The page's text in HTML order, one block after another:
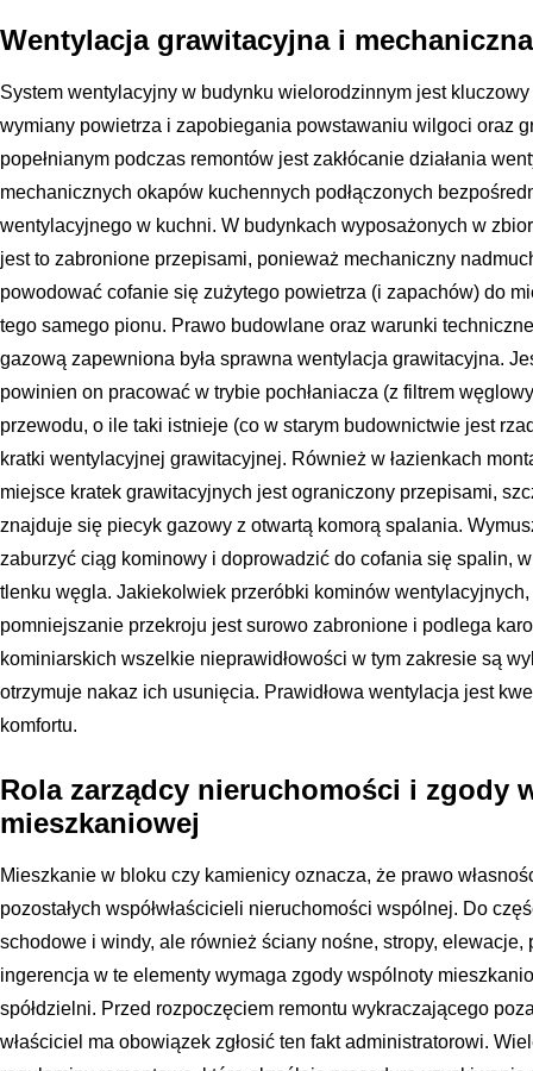
Wentylacja grawitacyjna i
System wentylacyjny w budynku wielorodzinnym jest
wymiany powietrza i zapobiegania powstawaniu wilgoci oraz
popełnianym podczas remontów jest zakłócanie działania
mechanicznych okapów kuchennych podłączonych
wentylacyjnego w kuchni. W budynkach wyposażonych w
jest to zabronione przepisami, ponieważ mechaniczny
powodować cofanie się zużytego powietrza (i zapachów) do
tego samego pionu. Prawo budowlane oraz warunki
gazową zapewniona była sprawna wentylacja grawitacyjna.
powinien on pracować w trybie pochłaniacza (z filtrem
przewodu, o ile taki istnieje (co w starym budownictwie jest
kratki wentylacyjnej grawitacyjnej. Również w łazienkach
miejsce kratek grawitacyjnych jest ograniczony przepisami,
znajduje się piecyk gazowy z otwartą komorą spalania.
zaburzyć ciąg kominowy i doprowadzić do cofania się spalin,
tlenku węgla. Jakiekolwiek przeróbki kominów
pomniejszanie przekroju jest surowo zabronione i podlega
kominiarskich wszelkie nieprawidłowości w tym zakresie są
otrzymuje nakaz ich usunięcia. Prawidłowa wentylacja jest
komfortu.
Rola zarządcy nieruchomości i zgody
mieszkaniowej
Mieszkanie w bloku czy kamienicy oznacza, że prawo
pozostałych współwłaścicieli nieruchomości wspólnej. Do
schodowe i windy, ale również ściany nośne, stropy,
ingerencja w te elementy wymaga zgody wspólnoty
spółdzielni. Przed rozpoczęciem remontu wykraczającego
właściciel ma obowiązek zgłosić ten fakt administratorowi.